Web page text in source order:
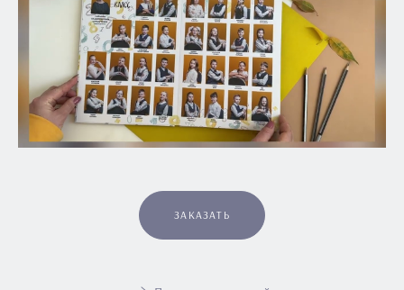
ЗАКАЗАТЬ